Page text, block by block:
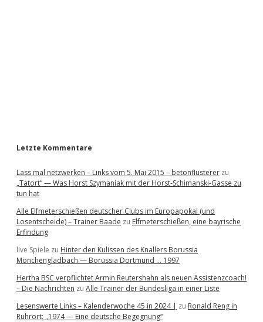
Letzte Kommentare
Lass mal netzwerken – Links vom 5. Mai 2015 – betonflüsterer zu
„Tatort“ — Was Horst Szymaniak mit der Horst-Schimanski-Gasse zu
tun hat
Alle Elfmeterschießen deutscher Clubs im Europapokal (und
Losentscheide) – Trainer Baade zu Elfmeterschießen, eine bayrische
Erfindung
live Spiele zu Hinter den Kulissen des Knallers Borussia
Mönchengladbach — Borussia Dortmund … 1997
Hertha BSC verpflichtet Armin Reutershahn als neuen Assistenzcoach!
– Die Nachrichten zu Alle Trainer der Bundesliga in einer Liste
Lesenswerte Links – Kalenderwoche 45 in 2024 | zu Ronald Reng in
Ruhrort: „1974 — Eine deutsche Begegnung“